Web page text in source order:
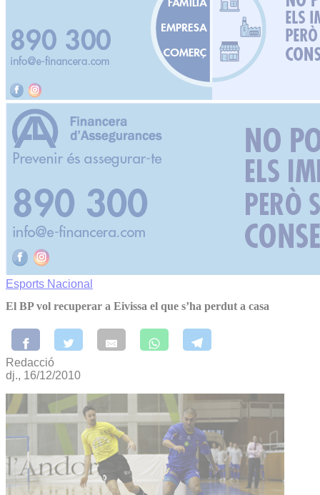
Esports Nacional
El BP vol recuperar a Eivissa el que s’ha perdut a casa
Redacció
dj., 16/12/2010